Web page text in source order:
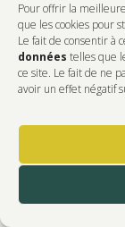
Pour offrir la
que les cookies pour
Le fait de consentir à
données telles que
ce site. Le fait de ne
avoir un effet négatif